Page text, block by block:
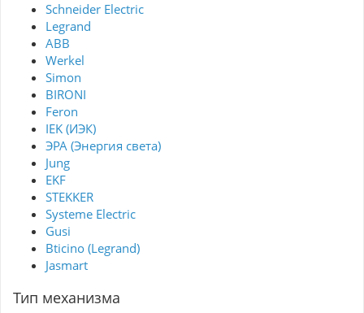
Schneider Electric
Legrand
ABB
Werkel
Simon
BIRONI
Feron
IEK (ИЭК)
ЭРА (Энергия света)
Jung
EKF
STEKKER
Systeme Electric
Gusi
Bticino (Legrand)
Jasmart
Тип механизма